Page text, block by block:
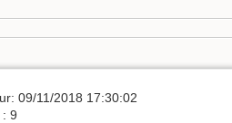
09/11/2018 17:30:02
9